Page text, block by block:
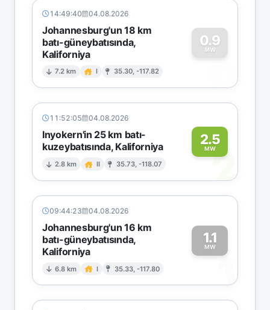
14:49:40 04.08.2026
Johannesburg'un 18 km
batı-güneybatısında,
Kaliforniya
7.2 km I 35.30, -117.82
0.9
MW
0
11:52:05 04.08.2026
Inyokern'in 25 km batı-
kuzeybatısında, Kaliforniya
2.8 km II 35.73, -118.07
2.5
MW2
09:44:23 04.08.2026
Johannesburg'un 16 km
batı-güneybatısında,
Kaliforniya
6.8 km I 35.33, -117.80
1.1
MW
1